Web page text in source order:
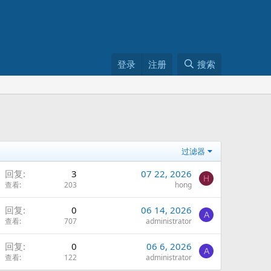
登录 注册 搜索
过滤器
回复 3
查看 203
07 22, 2026
hong
H
回复 0
查看 707
06 14, 2026
administrator
A
回复 0
查看 122
06 6, 2026
administrator
A